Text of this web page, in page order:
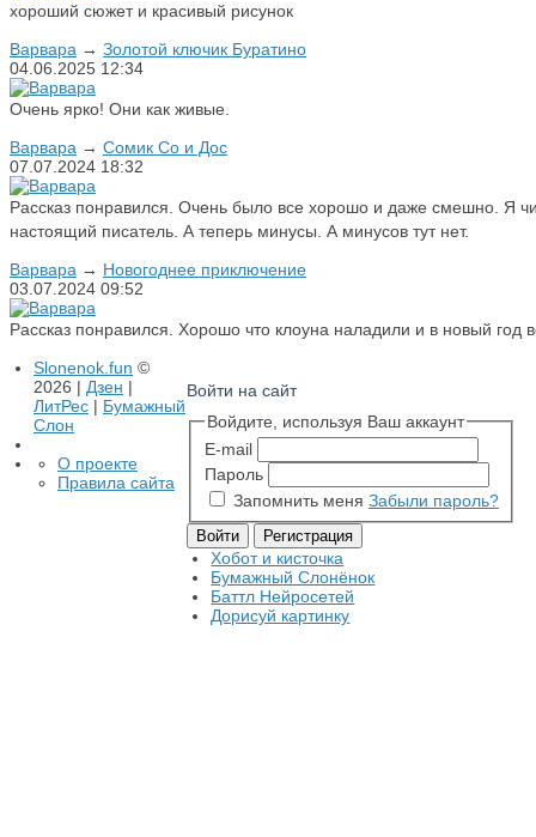
хороший сюжет и красивый рисунок
Варвара → Золотой ключик Буратино
04.06.2025 12:34
Очень ярко! Они как живые.
Варвара → Сомик Со и Дос
07.07.2024 18:32
Рассказ понравился. Очень было все хорошо и даже смешно. Я
настоящий писатель. А теперь минусы. А минусов тут нет.
Варвара → Новогоднее приключение
03.07.2024 09:52
Рассказ понравился. Хорошо что клоуна наладили и в новый год
Войти на сайт
Войдите, используя Ваш аккаунт
E-mail
Пароль
Запомнить меня Забыли пароль?
Хобот и кисточка
Бумажный Слонёнок
Баттл Нейросетей
Дорисуй картинку
Slonenok.fun ©
2026 | Дзен |
ЛитРес | Бумажный
Слон
О проекте
Правила сайта